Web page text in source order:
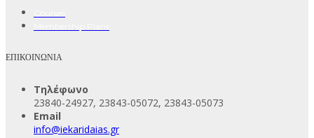
ΕΠΙΚΟΙΝΩΝΙΑ
Τηλέφωνο
23840-24927, 23843-05072, 23843-05073
Email
info@iekaridaias.gr